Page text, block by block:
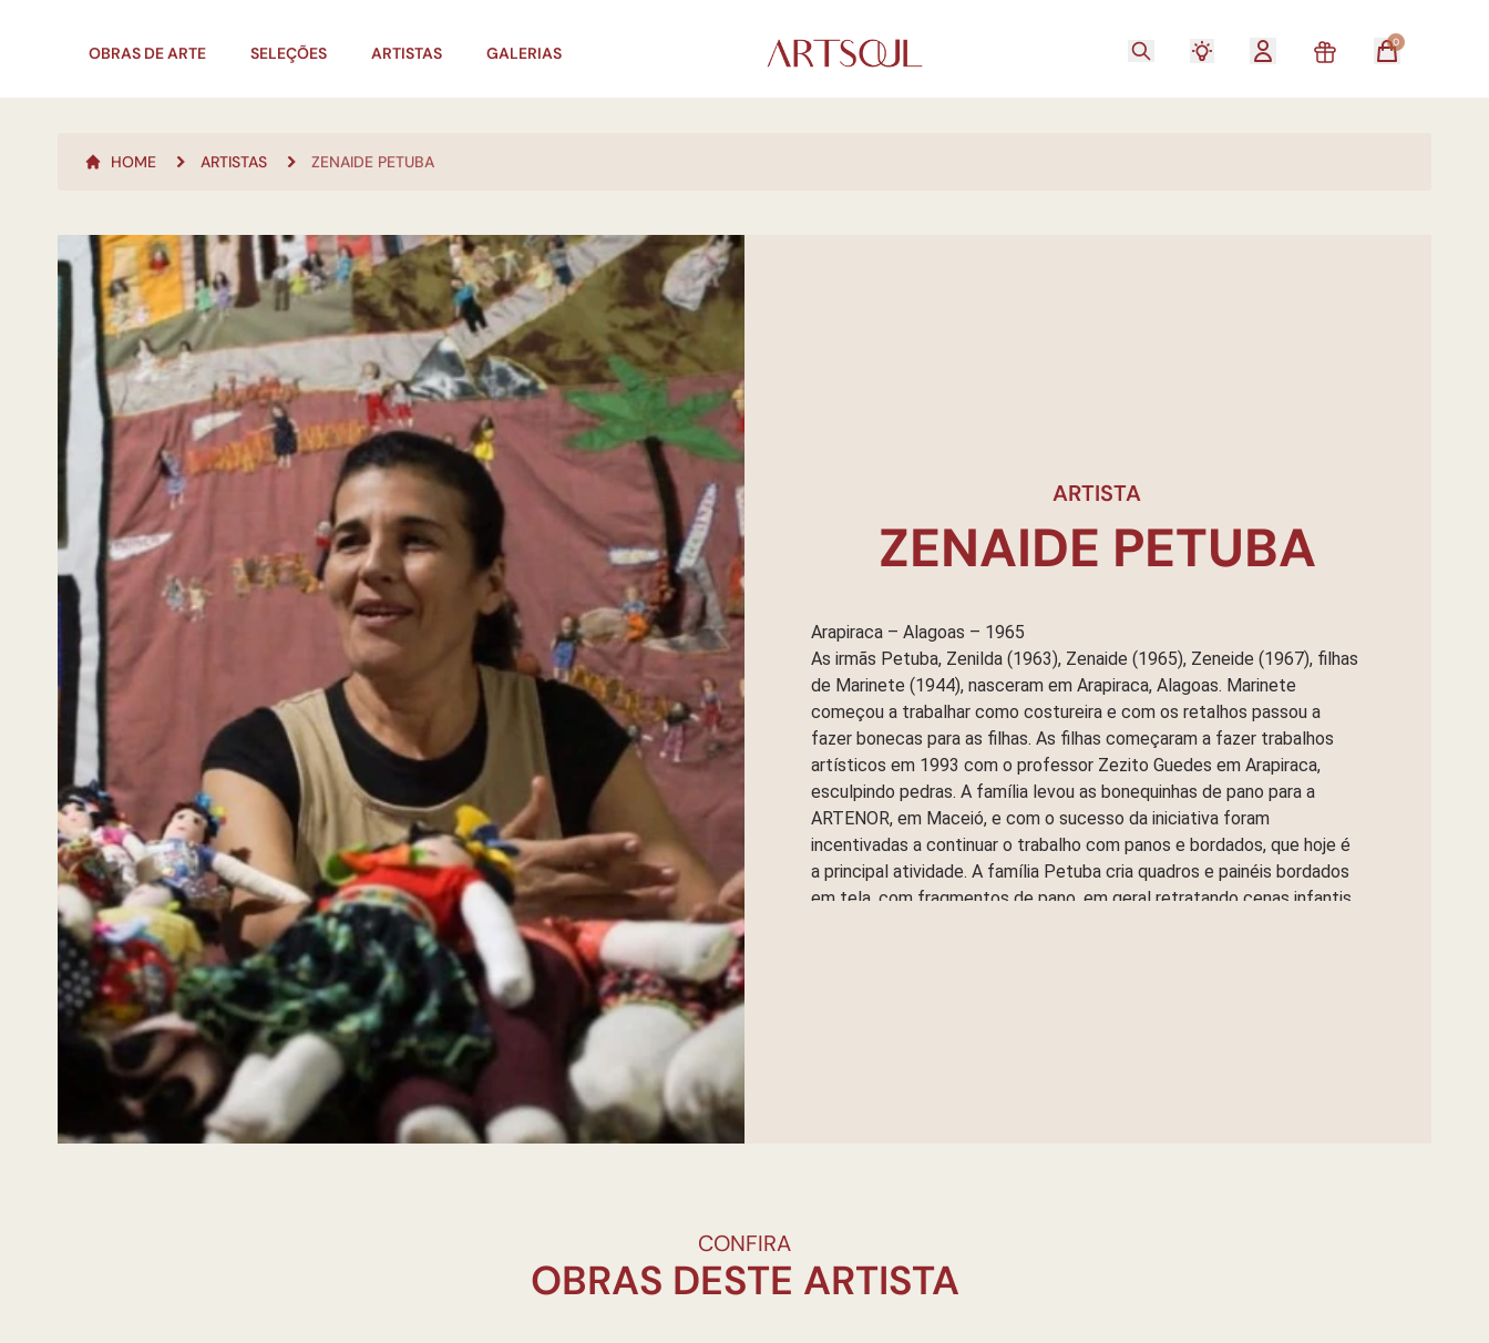
OBRAS DE ARTE SELEÇÕES ARTISTAS GALERIAS
0
HOME ARTISTAS ZENAIDE PETUBA
ARTISTA
ZENAIDE PETUBA
Arapiraca – Alagoas – 1965
As irmãs Petuba, Zenilda (1963), Zenaide (1965), Zeneide (1967), filhas
de Marinete (1944), nasceram em Arapiraca, Alagoas. Marinete
começou a trabalhar como costureira e com os retalhos passou a
fazer bonecas para as filhas. As filhas começaram a fazer trabalhos
artísticos em 1993 com o professor Zezito Guedes em Arapiraca,
esculpindo pedras. A família levou as bonequinhas de pano para a
ARTENOR, em Maceió, e com o sucesso da iniciativa foram
incentivadas a continuar o trabalho com panos e bordados, que hoje é
a principal atividade. A família Petuba cria quadros e painéis bordados
em tela, com fragmentos de pano, em geral retratando cenas infantis
CONFIRA
OBRAS DESTE ARTISTA